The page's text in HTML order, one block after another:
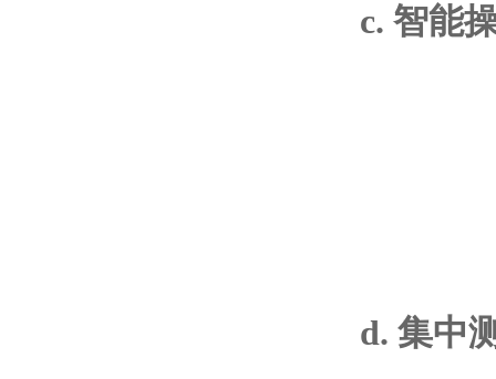
c. 智能
d. 集中